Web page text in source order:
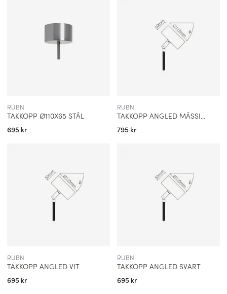
RUBN
TAKKOPP Ø110X65 STÅL
695 kr
RUBN
TAKKOPP ANGLED MÄSSING
795 kr
RUBN
TAKKOPP ANGLED VIT
695 kr
RUBN
TAKKOPP ANGLED SVART
695 kr